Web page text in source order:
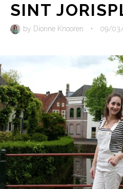
SINT
by Dionne Knooren • 09/